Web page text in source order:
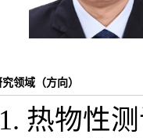
领域（方向）
1. 热物性